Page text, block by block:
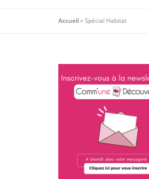
Accueil»Spécial Habitat